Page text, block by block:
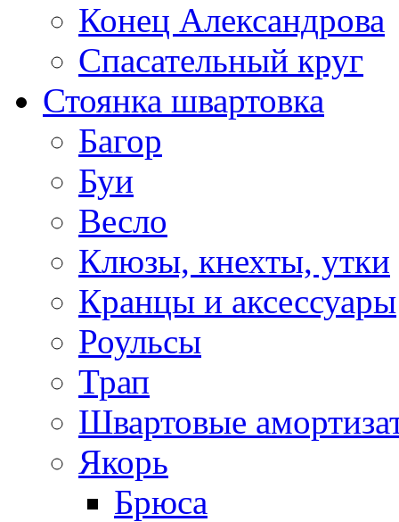
Конец Александрова
Спасательный круг
Стоянка швартовка
Багор
Буи
Весло
Клюзы, кнехты, утки
Кранцы и аксессуары
Роульсы
Трап
Швартовые
Якорь
Брюса